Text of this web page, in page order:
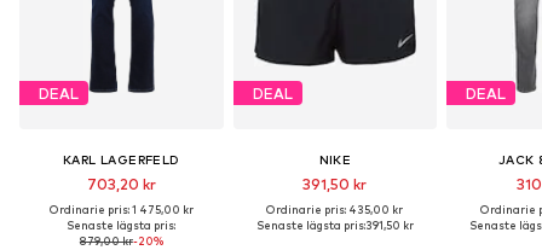
DEAL
KARL LAGERFELD
703,20 kr
Ordinarie pris: 1 475,00 kr
Senaste lägsta pris:
879,00 kr-20%
DEAL
NIKE
391,50 kr
Ordinarie pris: 435,00 kr
Senaste lägsta pris:391,50 kr
DEAL
JACK
Ordinarie
Senaste